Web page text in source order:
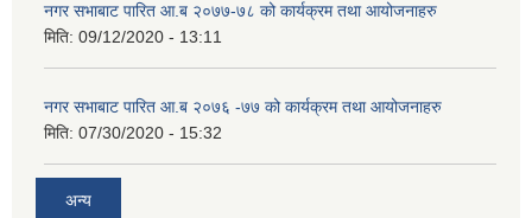
नगर सभाबाट पारित आ.ब २०७७-७८ को कार्यक्रम तथा आयोजनाहरु
मिति: 09/12/2020 - 13:11
नगर सभाबाट पारित आ.ब २०७६ -७७ को कार्यक्रम तथा आयोजनाहरु
मिति: 07/30/2020 - 15:32
अन्य